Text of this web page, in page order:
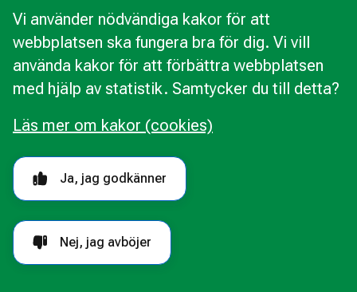
Vi använder nödvändiga kakor för att
webbplatsen ska fungera bra för dig. Vi vill
använda kakor för att förbättra webbplatsen
med hjälp av statistik. Samtycker du till detta?
Ja, jag godkänner
Nej, jag avböjer
Läs mer om kakor (cookies)
Om webbplatsen
Behandling av personuppgifter